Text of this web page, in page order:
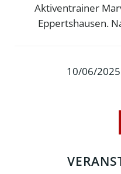
Aktiventrainer
Eppertshausen.
10/06/2025